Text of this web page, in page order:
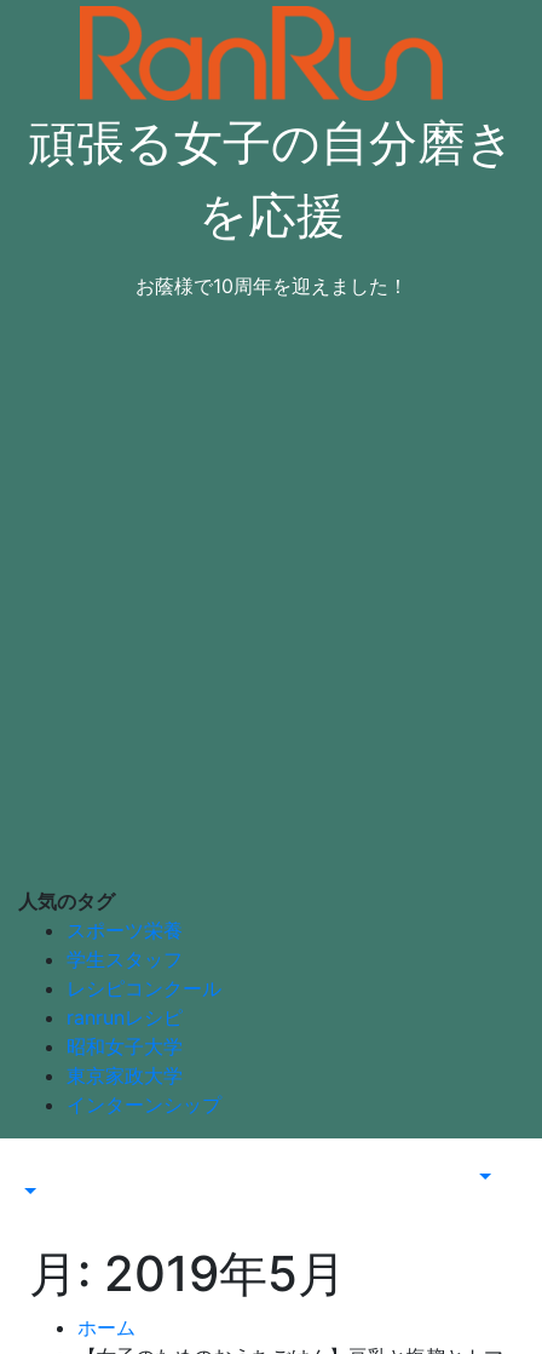
頑張る女子の自分磨き
を応援
お蔭様で10周年を迎えました！
人気のタグ
スポーツ栄養
学生スタッフ
レシピコンクール
ranrunレシピ
昭和女子大学
東京家政大学
インターンシップ
月: 2019年5月
ホーム